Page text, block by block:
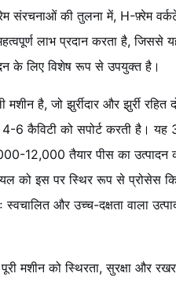
संरचनाओं की तुलना में, H-फ़्रेम
लाभ प्रदान करता है, जिससे
के लिए विशेष रूप से उपयुक्त है।
है, जो झुर्रीदार और झुर्री रहित
6 कैविटी को सपोर्ट करती है।
12,000 तैयार पीस का
को इस पर स्थिर रूप से प्रोसेस
और उच्च-दक्षता वाला
मशीन को स्थिरता, सुरक्षा और